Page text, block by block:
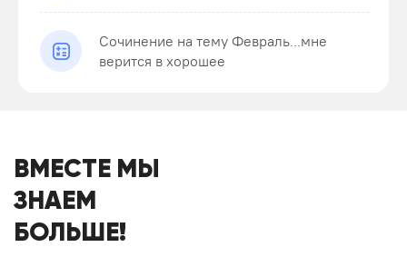
Сочинение на тему Февраль...мне
верится в хорошее
ВМЕСТЕ МЫ
ЗНАЕМ
БОЛЬШЕ!